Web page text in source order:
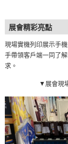
展會精彩亮點
現場實機列印展示手
手帶領客戶端一同了
求。
▼展會現